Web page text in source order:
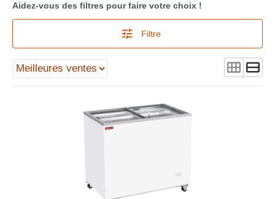
Aidez-vous des filtres pour faire votre choix !
Filtre